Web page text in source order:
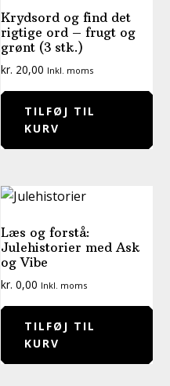
Krydsord og find det
rigtige ord – frugt og
grønt (3 stk.)
kr. 20,00 Inkl. moms
TILFØJ TIL
KURV
Læs og forstå:
Julehistorier med Ask
og Vibe
kr. 0,00 Inkl. moms
TILFØJ TIL
KURV